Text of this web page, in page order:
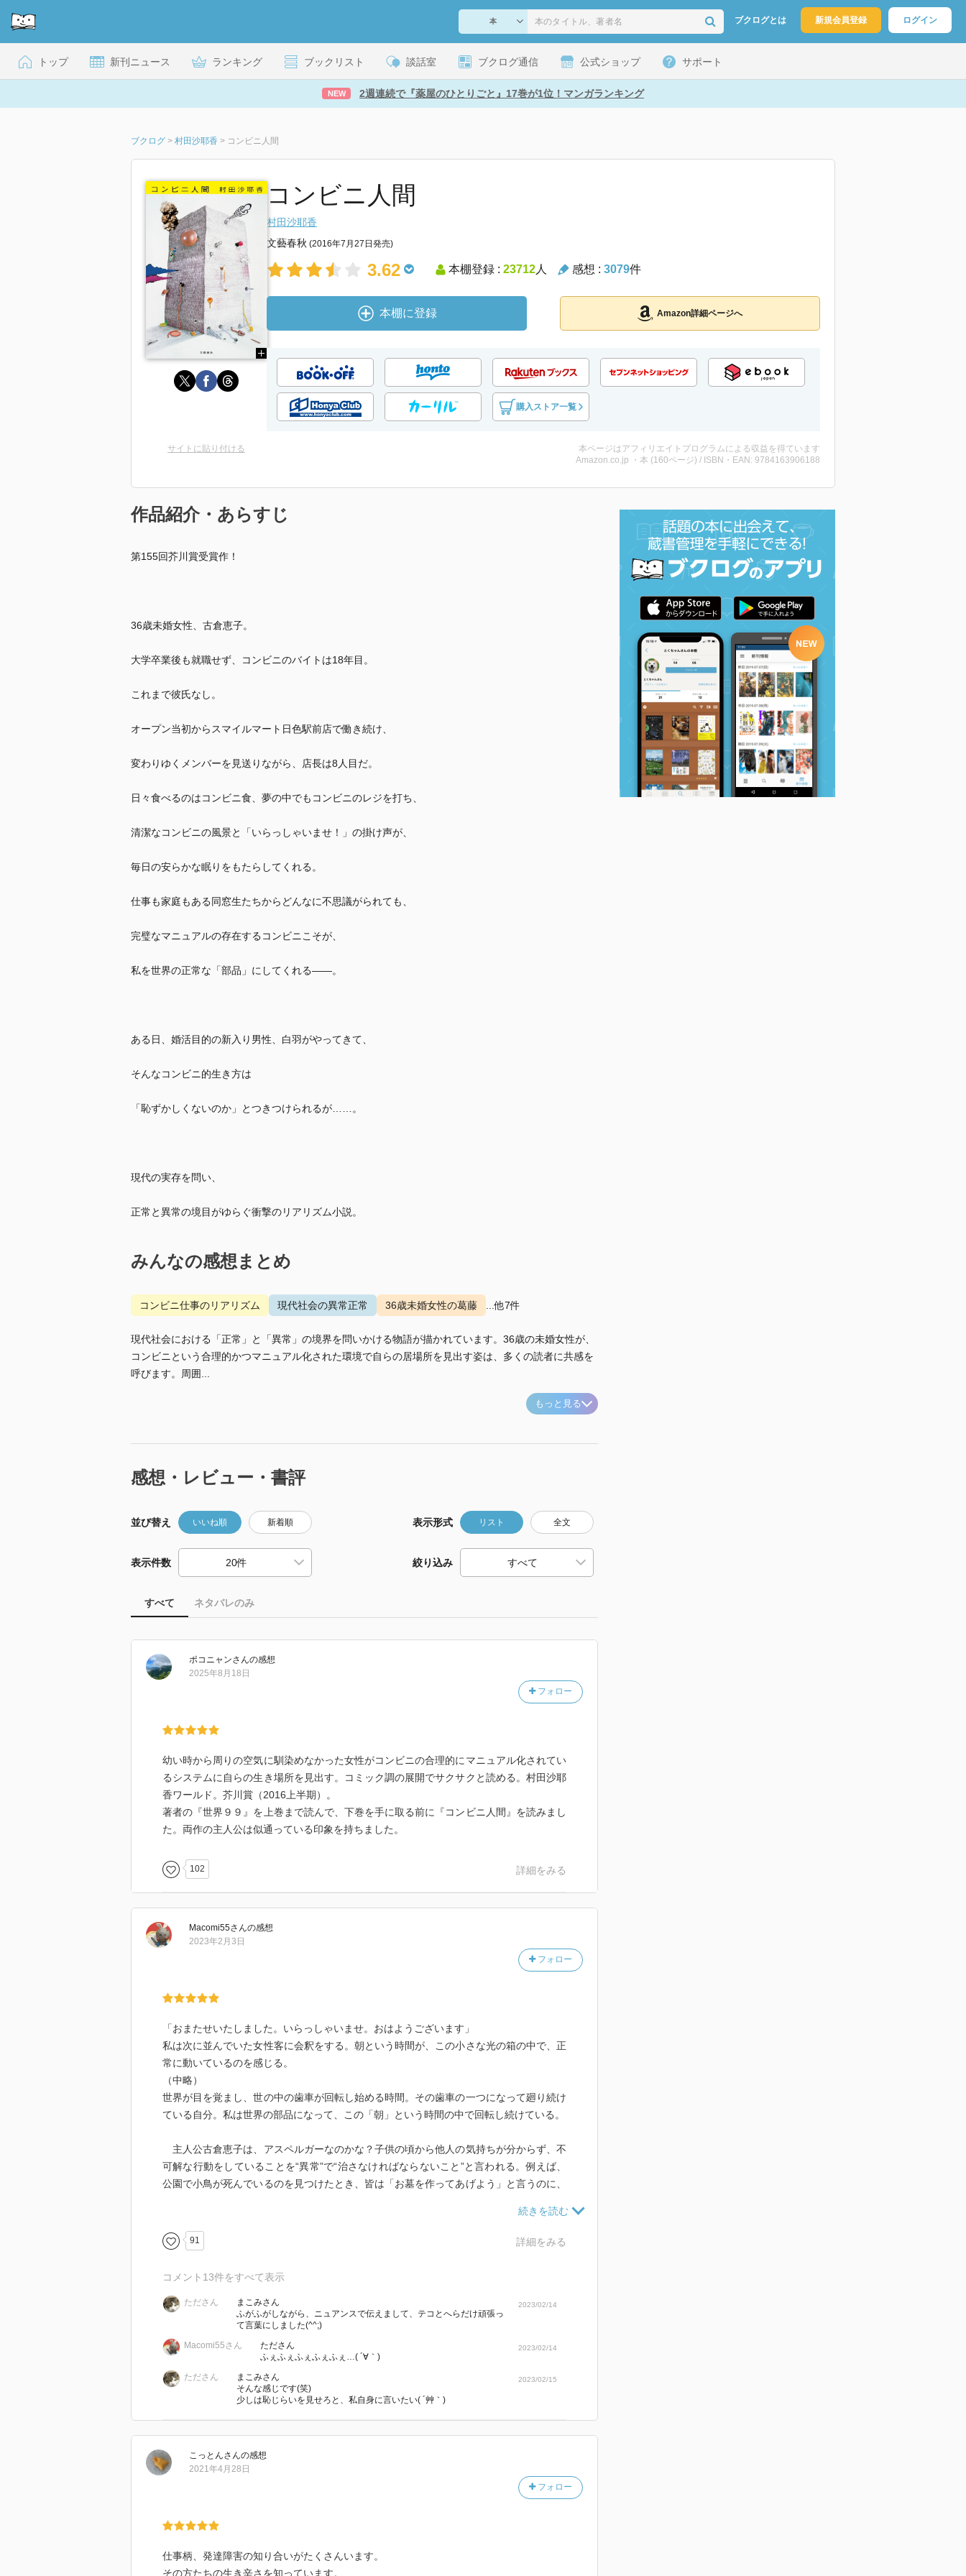
ブクログとは 新規会員登録 ログイン
トップ 新刊ニュース ランキング ブックリスト 談話室 ブクログ通信 公式ショップ サポート
NEW 2週連続で『薬屋のひとりごと』17巻が1位！マンガランキング
ブクログ > 村田沙耶香 > コンビニ人間
コンビニ人間
村田沙耶香
文藝春秋 (2016年7月27日発売)
3.62 本棚登録 : 23712人 感想 : 3079件
本棚に登録 Amazon詳細ページへ
購入ストア一覧
サイトに貼り付ける
本ページはアフィリエイトプログラムによる収益を得ています
Amazon.co.jp ・本 (160ページ) / ISBN・EAN: 9784163906188
作品紹介・あらすじ
第155回芥川賞受賞作！
36歳未婚女性、古倉恵子。
大学卒業後も就職せず、コンビニのバイトは18年目。
これまで彼氏なし。
オープン当初からスマイルマート日色駅前店で働き続け、
変わりゆくメンバーを見送りながら、店長は8人目だ。
日々食べるのはコンビニ食、夢の中でもコンビニのレジを打ち、
清潔なコンビニの風景と「いらっしゃいませ！」の掛け声が、
毎日の安らかな眠りをもたらしてくれる。
仕事も家庭もある同窓生たちからどんなに不思議がられても、
完璧なマニュアルの存在するコンビニこそが、
私を世界の正常な「部品」にしてくれる――。
ある日、婚活目的の新入り男性、白羽がやってきて、
そんなコンビニ的生き方は
「恥ずかしくないのか」とつきつけられるが……。
現代の実存を問い、
正常と異常の境目がゆらぐ衝撃のリアリズム小説。
みんなの感想まとめ
コンビニ仕事のリアリズム 現代社会の異常正常 36歳未婚女性の葛藤 ...他7件
現代社会における「正常」と「異常」の境界を問いかける物語が描かれています。36歳の未婚女性が、
コンビニという合理的かつマニュアル化された環境で自らの居場所を見出す姿は、多くの読者に共感を
呼びます。周囲...
もっと見る
感想・レビュー・書評
並び替え いいね順 新着順 表示形式 リスト 全文
表示件数 絞り込み
すべて ネタバレのみ
ポコニャンさんの感想
フォロー
2025年8月18日
幼い時から周りの空気に馴染めなかった女性がコンビニの合理的にマニュアル化されてい
るシステムに自らの生き場所を見出す。コミック調の展開でサクサクと読める。村田沙耶
香ワールド。芥川賞（2016上半期）。
著者の『世界９９』を上巻まで読んで、下巻を手に取る前に『コンビニ人間』を読みまし
た。両作の主人公は似通っている印象を持ちました。
102 詳細をみる
Macomi55さんの感想
フォロー
2023年2月3日
「おまたせいたしました。いらっしゃいませ。おはようございます」
私は次に並んでいた女性客に会釈をする。朝という時間が、この小さな光の箱の中で、正
常に動いているのを感じる。
（中略）
世界が目を覚まし、世の中の歯車が回転し始める時間。その歯車の一つになって廻り続け
ている自分。私は世界の部品になって、この「朝」という時間の中で回転し続けている。
主人公古倉恵子は、アスペルガーなのかな？子供の頃から他人の気持ちが分からず、不
可解な行動をしていることを“異常”で“治さなければならないこと”と言われる。例えば、
公園で小鳥が死んでいるのを見つけたとき、皆は「お墓を作ってあげよう」と言うのに、
も妹も喜ぶだろうに何が悪いのか」と恵子は思っていたのだ。だけど読者は気づく。公園
の小鳥は死んだら可哀想と思い、養鶏場の鶏は食べるのが当たり前と思っているマジョリ
ティたちは残酷ではないのか？と。
「男子たちの喧嘩を誰か止めて！」と言われ、当事者の男子たちの頭をスコップで殴って
と”“歪んだこと”と思われ、学生時代を通じて、人と喋らず、自分を出さず、友達もいなか
そんな恵子が唯一自分の居場所を見つけたのがコンビニだった。学生時代のある日、新オ
ープンのコンビニ店員募集の貼紙を見つけ、応募し、笑顔の作り方から声の出し方、身だ
しなみ…何から何までマニュアル通りに“コンビニ店員”としての自分を産み出していっ
た。
マニュアルに合わせる生き方なら出来る。羨ましくさえあった。何故なら私はマニュアル
アル通り顔の筋肉を動かして笑顔を完璧につくる。明日のコンビニでの仕事のために毎日
体調を整える。コンビニの中ではどんな小さな変化もキャッチしてテキパキ動き、頼りに
され、仕事仲間の中でも浮かないように、他の店員の普段着を真似たり喋り方を真似たり
イトだけを続けてきた。恵子はそれで幸せだったのに、周囲が認めない。結婚もせず、就
い。
91 詳細をみる
コメント 13件をすべて表示
たださん
まこみさん
ふがふがしながら、ニュアンスで伝えまして、テコとへらだけ頑張っ
て言葉にしました(^^;)
2023/02/14
Macomi55さん
たださん
ふぇふぇふぇふぇふぇ…( ´∀｀)
2023/02/14
たださん
まこみさん
そんな感じです(笑)
少しは恥じらいを見せろと、私自身に言いたい( ´艸｀)
2023/02/15
こっとんさんの感想
フォロー
2021年4月28日
仕事柄、発達障害の知り合いがたくさんいます。
その方たちの生き辛さを知っています。